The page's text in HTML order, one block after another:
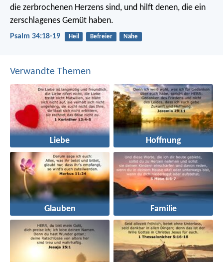
die zerbrochenen Herzens sind, und hilft denen, die ein
zerschlagenes Gemüt haben.
Psalm 34:18-19 Heil Befreier Nähe
Verwandte Themen
Liebe Hoffnung
Glauben Familie